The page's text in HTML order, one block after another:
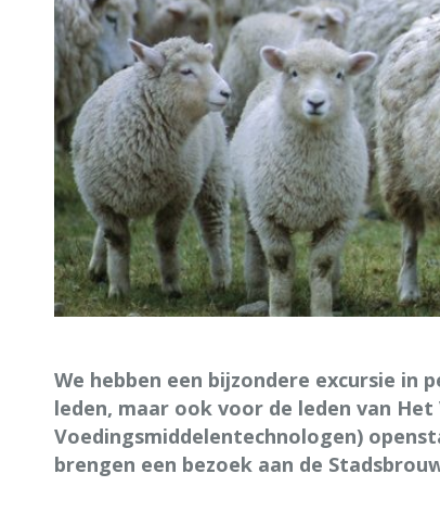
We hebben een bijzondere excursie in
leden, maar ook voor de leden van
Voedingsmiddelentechnologen)
brengen een bezoek aan de